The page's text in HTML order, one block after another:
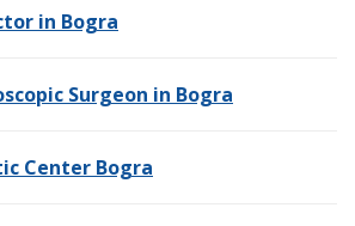
in Bogra
Surgeon in Bogra
Center Bogra